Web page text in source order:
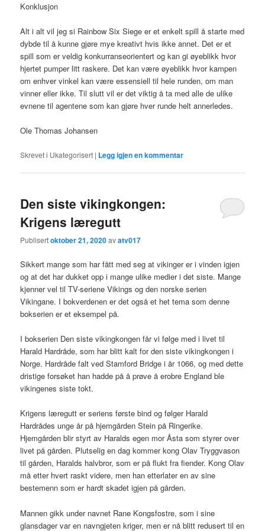
Konklusjon
Alt i alt vil jeg si Rainbow Six Siege er et enkelt spill å starte med
dybde til å kunne gjøre mye kreativt hvis ikke annet. Det er et
spill som er veldig konkurranseorientert og kan gi øyeblikk hvor
hjertet pumper litt raskere. Det kan være øyeblikk hvor kampen
om enhver vinkel kan være essensiell til hele runden, om man
vinner eller ikke. Til slutt vil er det viktig å ta med alle de ulike
evnene til agentene som kan gjøre hver runde helt annerledes.
Ole Thomas Johansen
Skrevet i Ukategorisert | Legg igjen en kommentar
Den siste vikingkongen:
Krigens læregutt
Publisertoktober 21, 2020avatv017
Sikkert mange som har fått med seg at vikinger er i vinden igjen
og at det har dukket opp i mange ulike medier i det siste. Mange
kjenner vel til TV-seriene Vikings og den norske serien
Vikingane. I bokverdenen er det også et het tema som denne
bokserien er et eksempel på.
I bokserien Den siste vikingkongen får vi følge med i livet til
Harald Hardråde, som har blitt kalt for den siste vikingkongen i
Norge. Hardråde falt ved Stamford Bridge i år 1066, og med dette
dristige forsøket han hadde på å prøve å erobre England ble
vikingenes siste tokt.
Krigens læregutt er seriens første bind og følger Harald
Hardrådes unge år på hjemgården Stein på Ringerike.
Hjemgården blir styrt av Haralds egen mor Åsta som styrer over
livet på gården. Plutselig en dag kommer kong Olav Tryggvason
til gården, Haralds halvbror, som er på flukt fra fiender. Kong Olav
må etter hvert raskt videre, men han etterlater en av sine
bestemenn som er hardt skadet igjen på gården.
Mannen gikk under navnet Rane Kongsfostre, som i sine
glansdager var en navngjeten kriger, men er nå blitt redusert til en